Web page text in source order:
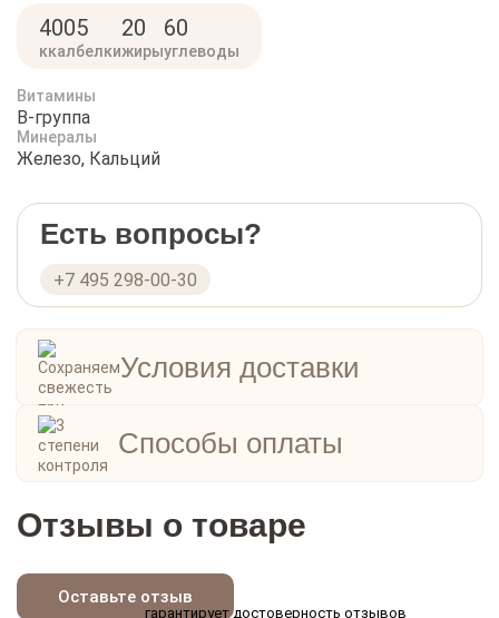
Покупайте вишнёвую карамель в интернет-магазине
для тех, кто предпочитает хорошие карамельки.
400
ккал
5
белки
20
жиры
60
углеводы
Витамины
B-группа
Минералы
Железо, Кальций
Есть вопросы?
+7 495 298-00-30
Условия доставки
Способы оплаты
Отзывы о товаре
Оставьте отзыв
гарантирует достоверность отзывов